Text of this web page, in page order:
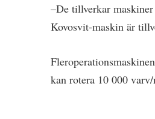
­–De tillverkar
Kovosvit-maskin är
kan rotera 10 000